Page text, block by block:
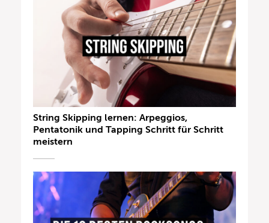
String Skipping lernen: Arpeggios,
Pentatonik und Tapping Schritt für Schritt
meistern